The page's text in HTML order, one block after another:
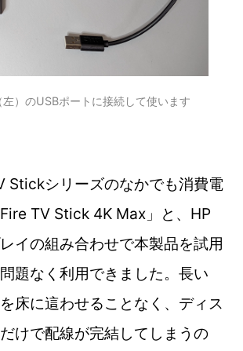
）のUSBポートに接続して使います
Stickシリーズのなかでも消費電
TV Stick 4K Max」と、HP
イの組み合わせで本製品を試用
題なく利用できました。長い
床に這わせることなく、ディス
けで配線が完結してしまうの